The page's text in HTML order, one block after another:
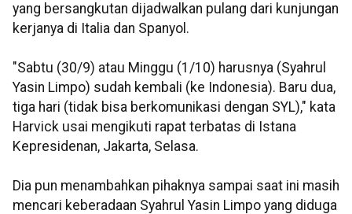
yang bersangkutan dijadwalkan pulang dari kunjungan
kerjanya di Italia dan Spanyol.
"Sabtu (30/9) atau Minggu (1/10) harusnya (Syahrul
Yasin Limpo) sudah kembali (ke Indonesia). Baru dua,
tiga hari (tidak bisa berkomunikasi dengan SYL)," kata
Harvick usai mengikuti rapat terbatas di Istana
Kepresidenan, Jakarta, Selasa.
Dia pun menambahkan pihaknya sampai saat ini masih
mencari keberadaan Syahrul Yasin Limpo yang diduga